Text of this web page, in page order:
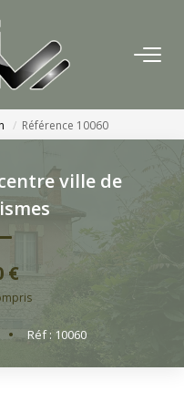
Référence 10060
ville de
€
• Réf : 10060